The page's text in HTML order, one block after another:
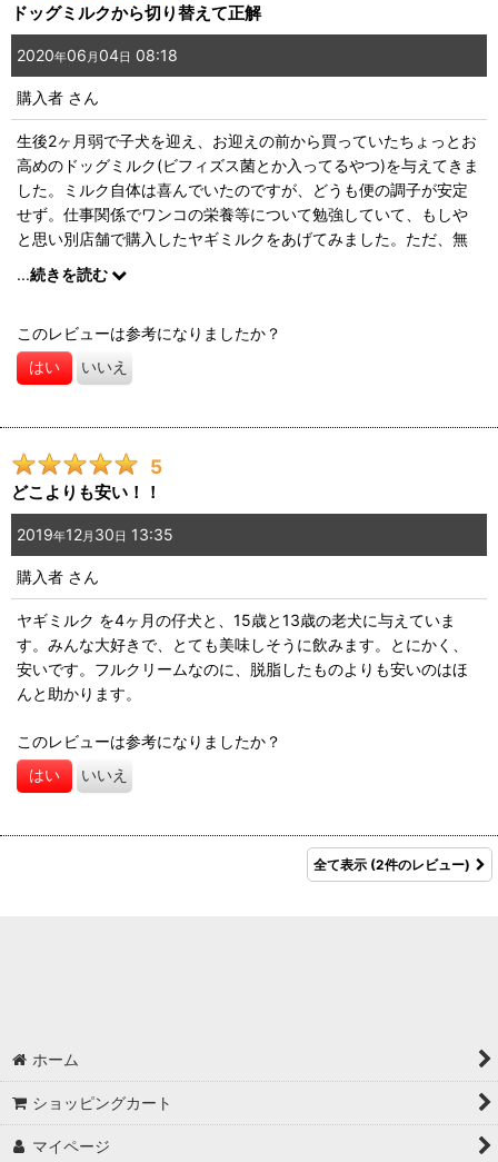
ドッグミルクから切り替えて正解
2020年06 月04日 08:18
購入者 さん
生後2ヶ月弱で子犬を迎え、お迎えの前から買っていたちょっとお
高めのドッグミルク(ビフィズス菌とか入ってるやつ)を与えてきま
した。ミルク自体は喜んでいたのですが、どうも便の調子が安定
せず。仕事関係でワンコの栄養等について勉強していて、もしや
と思い別店舗で購入したヤギミルクをあげてみました。ただ、無
添加・無調整のものはなかなかなく、あってもかなり高額。結
果、ここにたどり着きました。栄養は豊富なのに肥満の原因には
着きました。アトピーを発症した実家のワンコにもプレゼントし
ました。
ネットの研究結果に、乳脂肪は摂った方が痩せるとあり(この店舗
栄養素も多く、私は食事がかなり偏っていて、胃腸も弱いので下
痢の改善と胃の粘膜保護も期待して飲んでます。(ただ、他社のも
のより独特な匂いは少ないとはいえ、ミルクだけでは苦手な味だ
ったので、毎朝カフェオレにして飲んでます)
とりあえずワンコも私も少なくともしばらくはお世話になりたい
と思います。(このお値段なら負担なく続けられます)
...続きを読む
このレビューは参考になりましたか？
はい いいえ
5
どこよりも安い！！
2019年12月 30日 13:35
購入者 さん
ヤギミルク を4ヶ月の仔犬と、15歳と13歳の老犬に与えていま
す。みんな大好きで、とても美味しそうに飲みます。とにかく、
安いです。フルクリームなのに、脱脂したものよりも安いのはほ
んと助かります。
このレビューは参考になりましたか？
はい いいえ
全て表示 (2件のレビュー)
ホーム
ショッピングカート
マイページ